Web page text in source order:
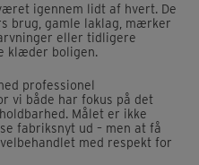
igennem lidt af hvert. De
brug, gamle laklag, mærker
eller tidligere
klæder boligen.
professionel
vi både har fokus på det
Målet er ikke
fabriksnyt ud – men at få
med respekt for